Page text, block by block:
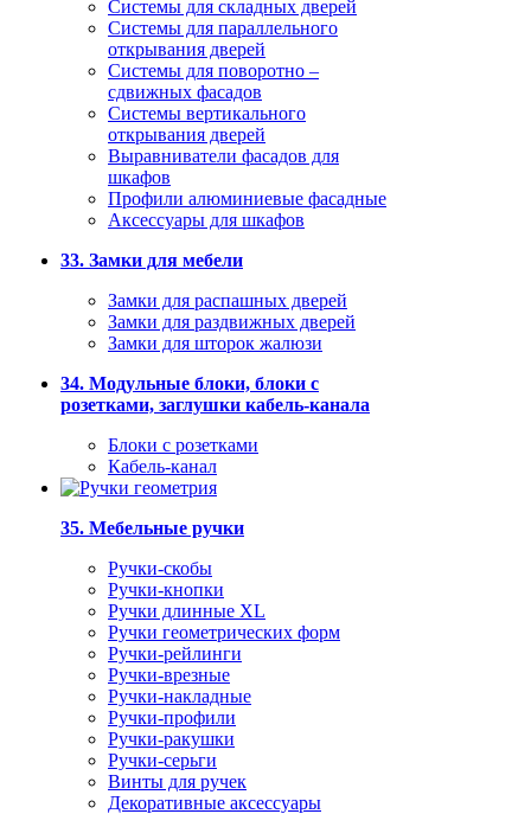
Системы для складных дверей
Системы для параллельного
открывания дверей
Системы для поворотно –
сдвижных фасадов
Системы вертикального
открывания дверей
Выравниватели фасадов для
шкафов
Профили алюминиевые фасадные
Аксессуары для шкафов
33. Замки для мебели
Замки для распашных дверей
Замки для раздвижных дверей
Замки для шторок жалюзи
34. Модульные блоки, блоки с
розетками, заглушки кабель-канала
Блоки с розетками
Кабель-канал
35. Мебельные ручки
Ручки-скобы
Ручки-кнопки
Ручки длинные XL
Ручки геометрических форм
Ручки-рейлинги
Ручки-врезные
Ручки-накладные
Ручки-профили
Ручки-ракушки
Ручки-серьги
Винты для ручек
Декоративные аксессуары